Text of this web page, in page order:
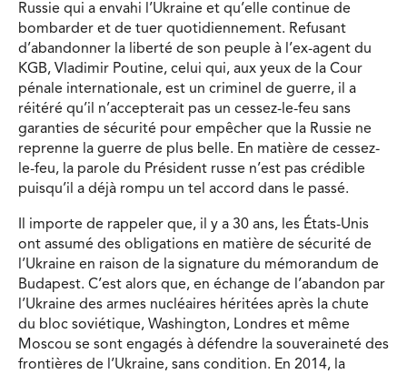
Russie qui a envahi l’Ukraine et qu’elle continue de
bombarder et de tuer quotidiennement. Refusant
d’abandonner la liberté de son peuple à l’ex-agent du
KGB, Vladimir Poutine, celui qui, aux yeux de la Cour
pénale internationale, est un criminel de guerre, il a
réitéré qu’il n’accepterait pas un cessez-le-feu sans
garanties de sécurité pour empêcher que la Russie ne
reprenne la guerre de plus belle. En matière de cessez-
le-feu, la parole du Président russe n’est pas crédible
puisqu’il a déjà rompu un tel accord dans le passé.
Il importe de rappeler que, il y a 30 ans, les États-Unis
ont assumé des obligations en matière de sécurité de
l’Ukraine en raison de la signature du mémorandum de
Budapest. C’est alors que, en échange de l’abandon par
l’Ukraine des armes nucléaires héritées après la chute
du bloc soviétique, Washington, Londres et même
Moscou se sont engagés à défendre la souveraineté des
frontières de l’Ukraine, sans condition. En 2014, la